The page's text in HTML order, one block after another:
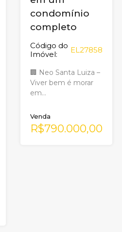
condomínio
completo
Código do
Imóvel:
EL27858
🏢 Neo Santa Luiza –
Viver bem é morar
em…
Venda
R$790.000,00